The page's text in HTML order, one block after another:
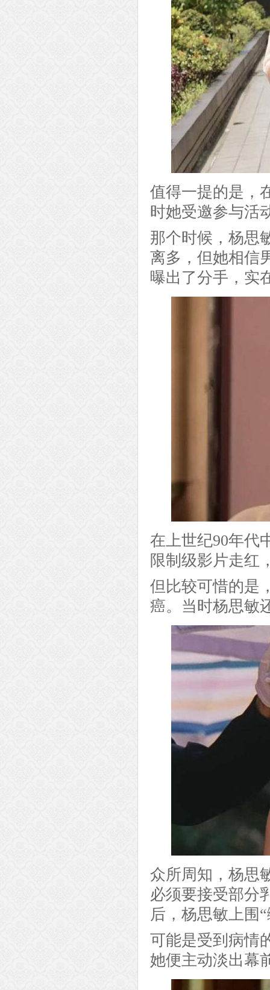
值得一提的是，
时她受邀参与活
那个时候，杨思
离多，但她相信
曝出了分手，实
在上世纪90年代
限制级影片走红
但比较可惜的是
癌。当时杨思敏
众所周知，杨思
必须要接受部分
后，杨思敏上围
可能是受到病情
她便主动淡出幕